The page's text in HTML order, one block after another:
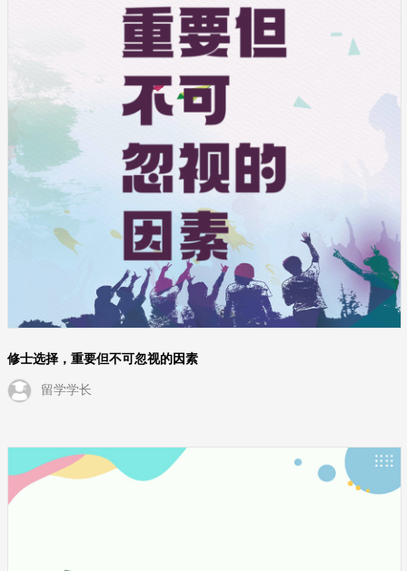
修士选择，重要但不可忽视的因素
留学学长